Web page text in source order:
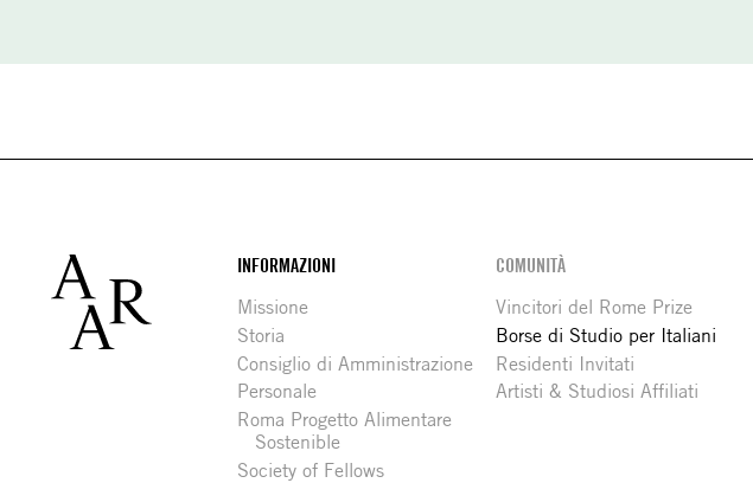
Footer
INFORMAZIONI
Missione
Storia
Consiglio di Amministrazione
Personale
Roma Progetto Alimentare
Sostenible
Society of Fellows
COMUNITÀ
Vincitori del Rome Prize
Borse di Studio per Italiani
Residenti Invitati
Artisti & Studiosi Affiliati